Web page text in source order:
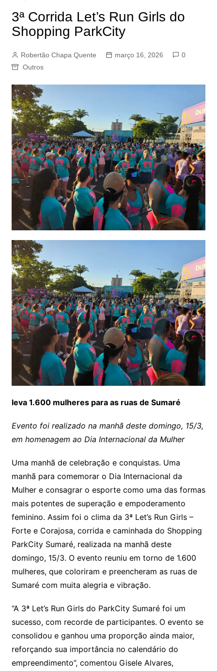
3ª Corrida Let’s Run Girls do
Shopping ParkCity
Robertão Chapa Quente março 16, 2026
0
Outros
leva 1.600 mulheres para as ruas de Sumaré
Evento foi realizado na manhã deste domingo, 15/3,
em homenagem ao Dia Internacional da Mulher
Uma manhã de celebração e conquistas. Uma
manhã para comemorar o Dia Internacional da
Mulher e consagrar o esporte como uma das formas
mais potentes de superação e empoderamento
feminino. Assim foi o clima da 3ª Let’s Run Girls –
Forte e Corajosa, corrida e caminhada do Shopping
ParkCity Sumaré, realizada na manhã deste
domingo, 15/3. O evento reuniu em torno de 1.600
mulheres, que coloriram e preencheram as ruas de
Sumaré com muita alegria e vibração.
“A 3ª Let’s Run Girls do ParkCity Sumaré foi um
sucesso, com recorde de participantes. O evento se
consolidou e ganhou uma proporção ainda maior,
reforçando sua importância no calendário do
empreendimento”, comentou Gisele Alvares,